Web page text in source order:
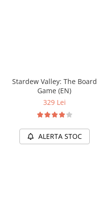
Stardew Valley: The Board
Game (EN)
329 Lei
ALERTA STOC